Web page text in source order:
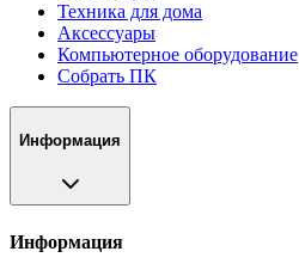
Техника для дома
Аксессуары
Компьютерное оборудование
Собрать ПК
Информация
Информация